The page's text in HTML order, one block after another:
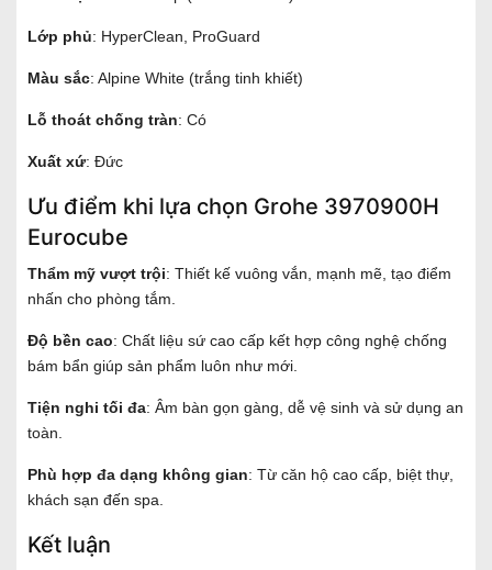
Lớp phủ: HyperClean, ProGuard
Màu sắc: Alpine White (trắng tinh khiết)
Lỗ thoát chống tràn: Có
Xuất xứ: Đức
Ưu điểm khi lựa chọn Grohe 3970900H
Eurocube
Thẩm mỹ vượt trội: Thiết kế vuông vắn, mạnh mẽ, tạo điểm
nhấn cho phòng tắm.
Độ bền cao: Chất liệu sứ cao cấp kết hợp công nghệ chống
bám bẩn giúp sản phẩm luôn như mới.
Tiện nghi tối đa: Âm bàn gọn gàng, dễ vệ sinh và sử dụng an
toàn.
Phù hợp đa dạng không gian: Từ căn hộ cao cấp, biệt thự,
khách sạn đến spa.
Kết luận